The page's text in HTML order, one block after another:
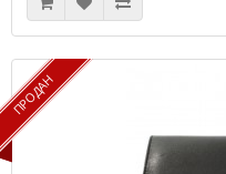
ПРОДАН
ПРОДАН